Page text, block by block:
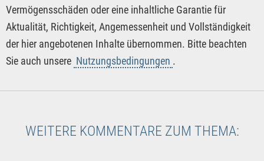
Vermögensschäden oder eine inhaltliche Garantie für
Aktualität, Richtigkeit, Angemessenheit und Vollständigkeit
der hier angebotenen Inhalte übernommen. Bitte beachten
Sie auch unsere Nutzungsbedingungen .
WEITERE KOMMENTARE ZUM THEMA: